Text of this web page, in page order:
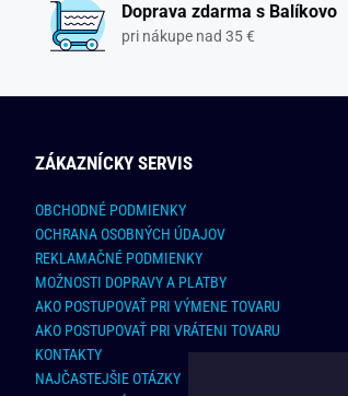
Doprava zdarma s Balíkovo
pri nákupe nad 35 €
ZÁKAZNÍCKY SERVIS
OBCHODNÉ PODMIENKY
OCHRANA OSOBNÝCH ÚDAJOV
REKLAMAČNÉ PODMIENKY
MOŽNOSTI DOPRAVY A PLATBY
AKO POSTUPOVAŤ PRI VÝMENE TOVARU
AKO POSTUPOVAŤ PRI VRÁTENI TOVARU
KONTAKTY
NAJČASTEJŠIE OTÁZKY